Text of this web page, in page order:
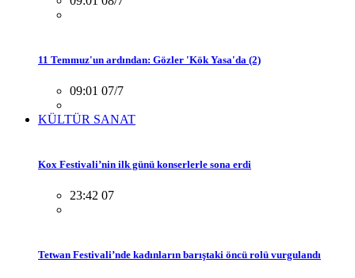
11 Temmuz'un ardından: Gözler 'Kök Yasa'da (2)
09:01 07/7
KÜLTÜR SANAT
Kox Festivali’nin ilk günü konserlerle sona erdi
23:42 07
Tetwan Festivali’nde kadınların barıştaki öncü rolü vurgulandı